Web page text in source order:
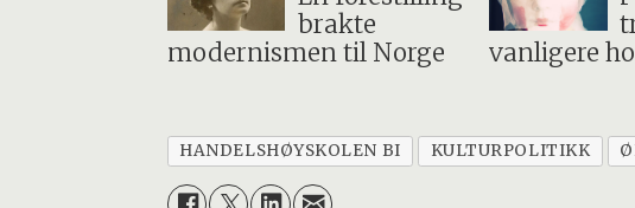
brakte
modernismen til Norge
vanligere
HANDELSHØYSKOLEN BI KULTURPOLITIKK